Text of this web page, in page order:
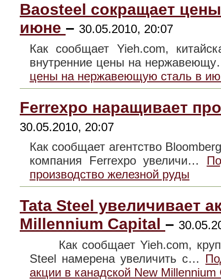
Baosteel сокращает
июне – 30.05.2010, 20:07
Как сообщает Yieh.com,
внутренние цены на
цены на нержавеющую сталь в
Ferrexpo наращивает
30.05.2010, 20:07
Как сообщает агентство
компания Ferrexpo увеличи…
производство железной руды
Tata Steel увеличивает
Millennium Capital –
Как сообщает Yieh.com,
Steel намерена увеличить с…
акции в канадской New Millennium